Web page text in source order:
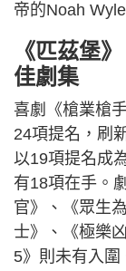
帝的Noah
《匹茲堡
佳劇集
喜劇《槍業槍
24項提名，刷
以19項提名成
有18項在手。
官》、《眾生
士》、《極樂
5》則未有入